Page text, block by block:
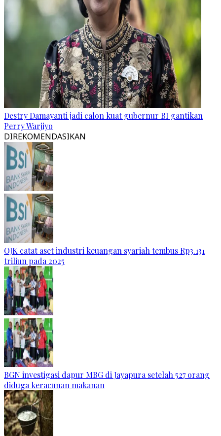
Destry Damayanti jadi calon kuat gubernur BI gantikan
Perry Warjiyo
DIREKOMENDASIKAN
OJK catat aset industri keuangan syariah tembus Rp3.131
triliun pada 2025
BGN investigasi dapur MBG di Jayapura setelah 527 orang
diduga keracunan makanan